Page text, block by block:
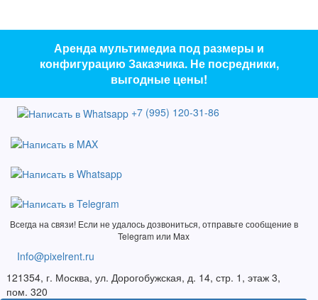
Аренда мультимедиа под размеры и
конфигурацию Заказчика. Не посредники,
выгодные цены!
+7 (995) 120-31-86
Всегда на связи! Если не удалось дозвониться, отправьте сообщение в
Telegram или Max
Info@pixelrent.ru
121354, г. Москва, ул. Дорогобужская, д. 14, стр. 1, этаж 3,
пом. 320